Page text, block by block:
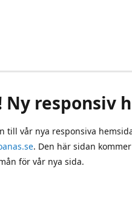
Ny responsiv
till vår nya responsiva
. Den här sidan
för vår nya sida.